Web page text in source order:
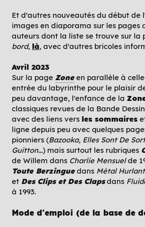
Et d'autres nouveautés du début de
images en diaporama sur les pages
auteurs dont la liste se trouve sur la
bord, là, avec d'autres bricoles
Avril 2023
Sur la page Zoneen parallèle à
entrée du labyrinthe pour le plaisir
peu davantage, l'enfance de la
classiques revues de la Bande
avec des liens vers les sommaires
ligne depuis peu avec quelques
pionniers (Bazooka, Elles Sont De
Guitton...) mais surtout les rubriques
de Willem dans Charlie Mensuelde
Toute Berzinguedans Métal Hurlant
et Des Clips et Des Clapsdans
à 1993.
Mode d'emploi (de la base de